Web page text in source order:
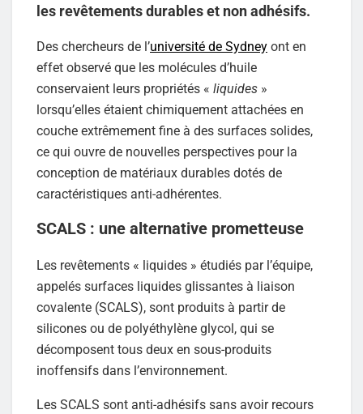
les revêtements durables et non adhésifs.
Des chercheurs de l’université de Sydney ont en
effet observé que les molécules d’huile
conservaient leurs propriétés « liquides »
lorsqu’elles étaient chimiquement attachées en
couche extrêmement fine à des surfaces solides,
ce qui ouvre de nouvelles perspectives pour la
conception de matériaux durables dotés de
caractéristiques anti-adhérentes.
SCALS : une alternative prometteuse
Les revêtements « liquides » étudiés par l’équipe,
appelés surfaces liquides glissantes à liaison
covalente (SCALS), sont produits à partir de
silicones ou de polyéthylène glycol, qui se
décomposent tous deux en sous-produits
inoffensifs dans l’environnement.
Les SCALS sont anti-adhésifs sans avoir recours